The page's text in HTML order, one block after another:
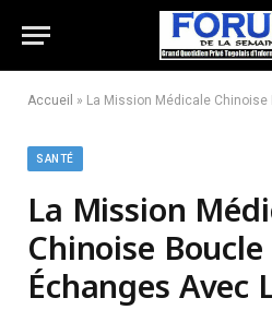
Accueil » La Mission Médicale Chinoise
SANTÉ
La Mission
Chinoise Boucle
Échanges Avec